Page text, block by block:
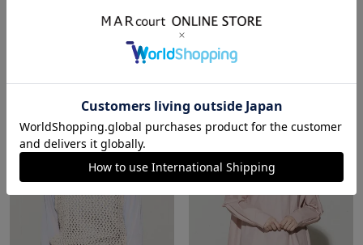
¥ 8,910税込
2026/06/25 20:00